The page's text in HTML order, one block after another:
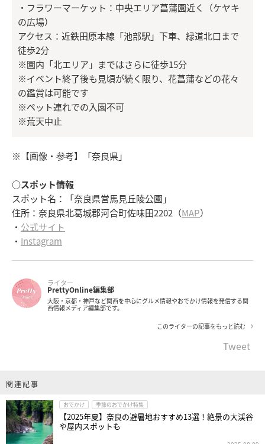
・フラワーマーケット：中央エリア菖蒲園近く（ケヤキ
の広場）
アクセス：近鉄田原本線「池部駅」下車、緑道北口まで
徒歩2分
※園内「北エリア」まではさらに徒歩15分
※イベント終了後も見頃が続く限り、花菖蒲などの花々
の鑑賞は可能です
※ペット連れでの入園不可
※荒天中止
※【画像・参考】「奈良県」
○スポット情報
スポット名：「奈良県営馬見丘陵公園」
住所：奈良県北葛城郡河合町佐味田2202（MAP）
・ 公式サイト
・ Instagram
ライター
PrettyOnline編集部
大阪・京都・神戸など関西を中心にグルメ情報やおでかけ情報を発信する関
西情報メディア編集部です。
このライターの記事をもっと読む
Tweet
関連記事
おでかけ 季節のおでかけ特集
【2025年夏】奈良の避暑地おすすめ13選！絶景の大渓谷
や屋内スポットも